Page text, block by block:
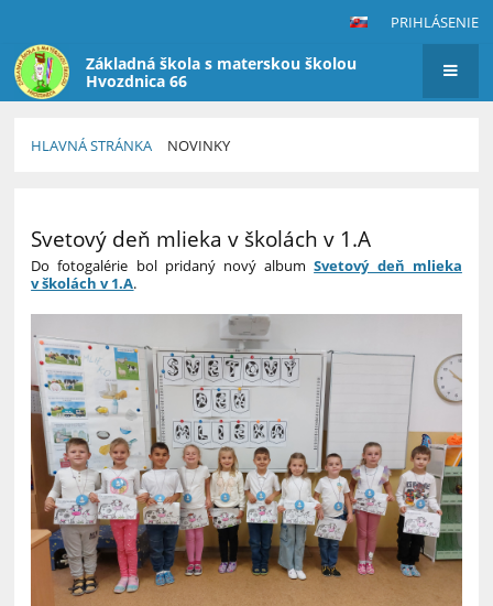
PRIHLÁSENIE
Základná škola s materskou školou
Hvozdnica 66
HLAVNÁ STRÁNKA NOVINKY
Svetový deň mlieka v školách v 1.A
Do fotogalérie bol pridaný nový albumSvetový deň mlieka
v školách v 1.A.